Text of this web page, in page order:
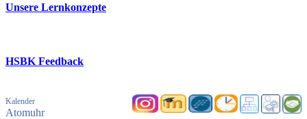
Unsere Lernkonzepte
HSBK Feedback
Kalender
Atomuhr